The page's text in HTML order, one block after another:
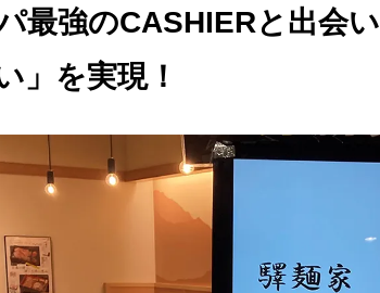
セミセルフレジ
タッチパネル型券売機
ーエントリーシス
周辺機器
レストラン/焼肉店で使う お菓子/スイーツ店で使う キッチンカーで
基本機能
連携サービス
店舗運
ジ)
モバイル型POSレジ
セルフレジ
セ
最強のCASHIERと出会
」を実現！